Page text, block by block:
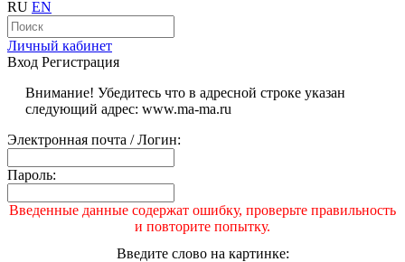
RU EN
Личный кабинет
Вход Регистрация
Внимание! Убедитесь что в адресной строке указан
следующий адрес: www.ma-ma.ru
Электронная почта / Логин:
Пароль:
Введенные данные содержат ошибку, проверьте правильность
и повторите попытку.
Введите слово на картинке: